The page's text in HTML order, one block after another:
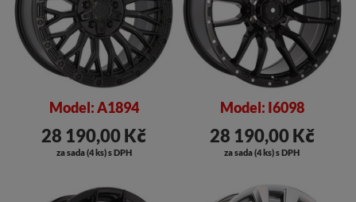
Model: A1894
28 190,00 Kč
za sada (4 ks) s DPH
Model: I6098
28 190,00 Kč
za sada (4 ks) s DPH